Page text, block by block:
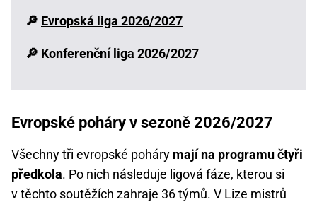
🔎 Evropská liga 2026/2027
🔎 Konferenční liga 2026/2027
Evropské poháry v sezoně 2026/2027
Všechny tři evropské poháry mají na programu čtyři
předkola. Po nich následuje ligová fáze, kterou si
v těchto soutěžích zahraje 36 týmů. V Lize mistrů